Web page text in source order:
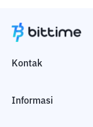
Kontak
Informasi